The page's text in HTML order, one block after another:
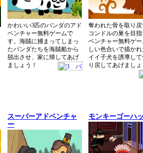
かわいい3匹のパンダのアド
ベンチャー無料ゲームで
す。海賊に捕まってしまっ
たパンダたちを海賊船から
脱出させ、家に帰してあげ
ましょう！
奪われた骨を取り
コンドルの巣を目
ベンチャー無料ゲ
しい色合いで描か
イイ子犬を誘導し
り戻してあげまし
スーパーアドベンチャ
ー
モンキーゴーハ